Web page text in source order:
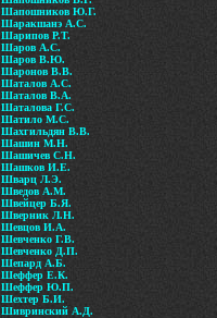
Шапошников Ю.Г.
Шаракшанэ А.С.
Шарипов Р.Т.
Шаров А.С.
Шаров В.Ю.
Шаронов В.В.
Шаталов А.С.
Шаталов В.А.
Шаталова Г.С.
Шатило М.С.
Шахгильдян В.В.
Шашин М.Н.
Шашичев С.Н.
Шашков И.Е.
Шварц Л.Э.
Шведов А.М.
Швейцер Б.Я.
Шверник Л.Н.
Шевцов И.А.
Шевченко Г.В.
Шевченко Д.П.
Шепард А.Б.
Шеффер Е.К.
Шеффер Ю.П.
Шехтер Б.И.
Шивринский А.Д.